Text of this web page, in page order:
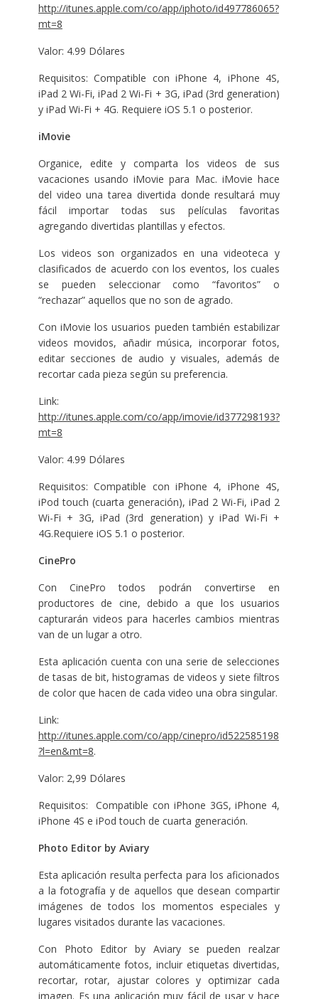
http://itunes.apple.com/co/app/iphoto/id497786065?
mt=8
Valor: 4.99 Dólares
Requisitos: Compatible con iPhone 4, iPhone 4S,
iPad 2 Wi-Fi, iPad 2 Wi-Fi + 3G, iPad (3rd generation)
y iPad Wi-Fi + 4G. Requiere iOS 5.1 o posterior.
iMovie
Organice, edite y comparta los videos de sus
vacaciones usando iMovie para Mac. iMovie hace
del video una tarea divertida donde resultará muy
fácil importar todas sus películas favoritas
agregando divertidas plantillas y efectos.
Los videos son organizados en una videoteca y
clasificados de acuerdo con los eventos, los cuales
se pueden seleccionar como “favoritos” o
“rechazar” aquellos que no son de agrado.
Con iMovie los usuarios pueden también estabilizar
videos movidos, añadir música, incorporar fotos,
editar secciones de audio y visuales, además de
recortar cada pieza según su preferencia.
Link:
http://itunes.apple.com/co/app/imovie/id377298193?
mt=8
Valor: 4.99 Dólares
Requisitos: Compatible con iPhone 4, iPhone 4S,
iPod touch (cuarta generación), iPad 2 Wi-Fi, iPad 2
Wi-Fi + 3G, iPad (3rd generation) y iPad Wi-Fi +
4G.Requiere iOS 5.1 o posterior.
CinePro
Con CinePro todos podrán convertirse en
productores de cine, debido a que los usuarios
capturarán videos para hacerles cambios mientras
van de un lugar a otro.
Esta aplicación cuenta con una serie de selecciones
de tasas de bit, histogramas de videos y siete filtros
de color que hacen de cada video una obra singular.
Link:
http://itunes.apple.com/co/app/cinepro/id522585198
?l=en&mt=8.
Valor: 2,99 Dólares
Requisitos: Compatible con iPhone 3GS, iPhone 4,
iPhone 4S e iPod touch de cuarta generación.
Photo Editor by Aviary
Esta aplicación resulta perfecta para los aficionados
a la fotografía y de aquellos que desean compartir
imágenes de todos los momentos especiales y
lugares visitados durante las vacaciones.
Con Photo Editor by Aviary se pueden realzar
automáticamente fotos, incluir etiquetas divertidas,
recortar, rotar, ajustar colores y optimizar cada
imagen. Es una aplicación muy fácil de usar y hace